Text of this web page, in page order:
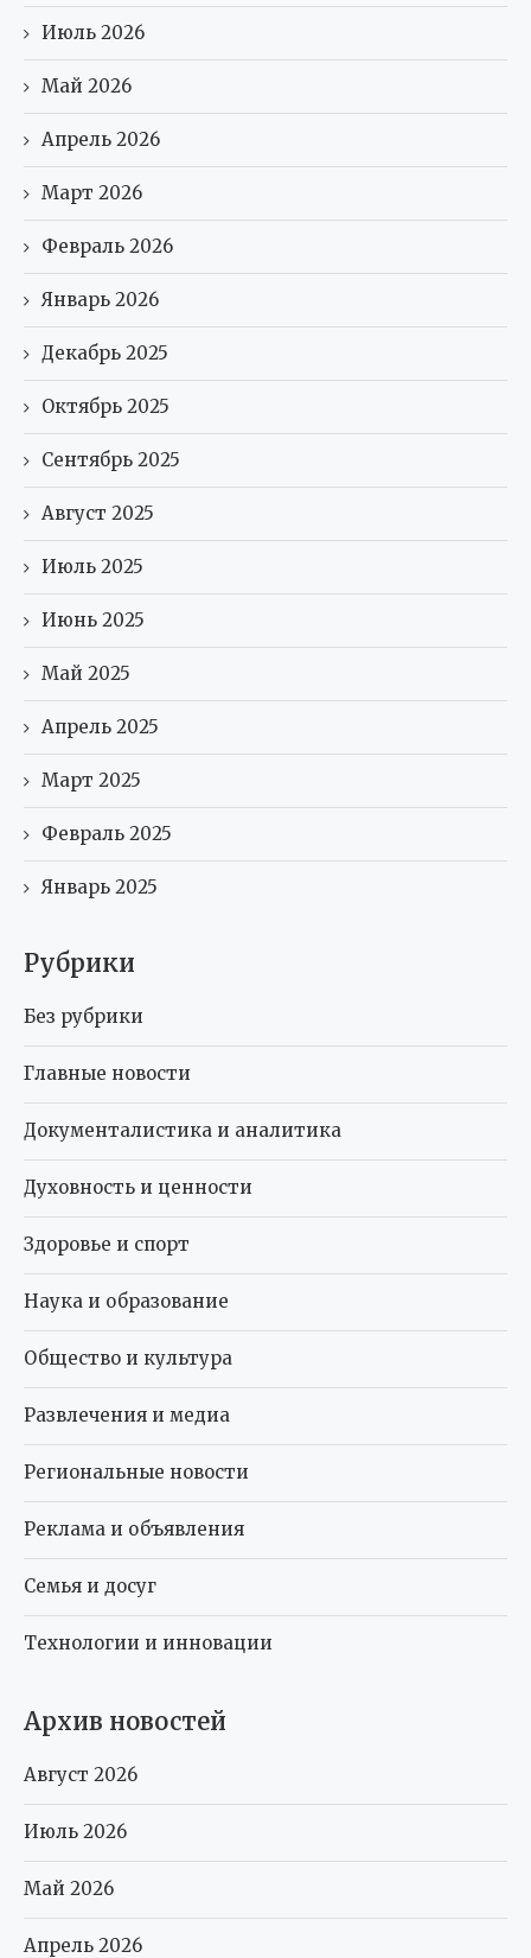
Июль 2026
Май 2026
Апрель 2026
Март 2026
Февраль 2026
Январь 2026
Декабрь 2025
Октябрь 2025
Сентябрь 2025
Август 2025
Июль 2025
Июнь 2025
Май 2025
Апрель 2025
Март 2025
Февраль 2025
Январь 2025
Рубрики
Без рубрики
Главные новости
Документалистика и аналитика
Духовность и ценности
Здоровье и спорт
Наука и образование
Общество и культура
Развлечения и медиа
Региональные новости
Реклама и объявления
Семья и досуг
Технологии и инновации
Архив новостей
Август 2026
Июль 2026
Май 2026
Апрель 2026